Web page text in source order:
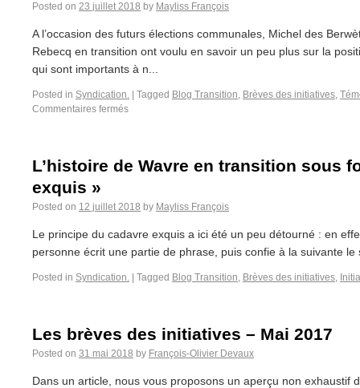
Posted on 23 juillet 2018 by Mayliss François
A l’occasion des futurs élections communales, Michel des
Rebecq en transition ont voulu en savoir un peu plus sur la
qui sont importants à n...
Posted in Syndication. Tagged Blog Transition, Brèves des initiatives,
Commentaires fermés
L’histoire de Wavre en transition sous
exquis »
Posted on 12 juillet 2018 by Mayliss François
Le principe du cadavre exquis a ici été un peu détourné : en
personne écrit une partie de phrase, puis confie à la suivante
Posted in Syndication. Tagged Blog Transition, Brèves des initiatives,
Les brèves des initiatives – Mai 2017
Posted on 31 mai 2018 by François-Olivier Devaux
Dans un article, nous vous proposons un aperçu non exhaustif